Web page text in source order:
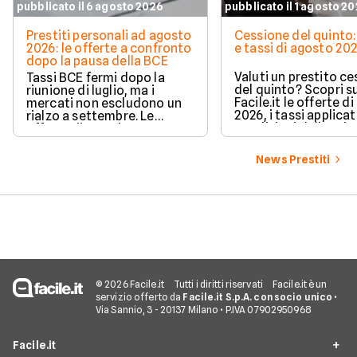
pubblicato il 6 agosto 2026
Prestiti personali ad agosto
2026: le offerte a confronto
dopo la pausa della BCE
Tassi BCE fermi dopo la
riunione di luglio, ma i
mercati non escludono un
rialzo a settembre. Le
offerte di prestito
personale di agosto 2026 su
pubblicato il 1 agosto
Cessione del
e tassi di agosto
Valuti un prestito
del quinto? Scopri
Facile.it le offerte
2026, i tassi
condizioni delle
soluzioni disponibili.
News Prestiti
© 2026 Facile.it Tutti i diritti riservati
Facile.it è un
servizio offerto da Facile.it S.p.A. con socio unico •
Via Sannio, 3 - 20137 Milano • P.IVA 07902950968
Facile.it